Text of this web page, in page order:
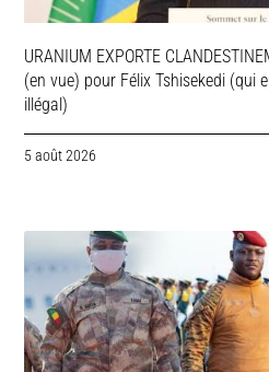
URANIUM EXPORTE
(en vue) pour Félix Tshisekedi (qui
illégal)
5 août 2026